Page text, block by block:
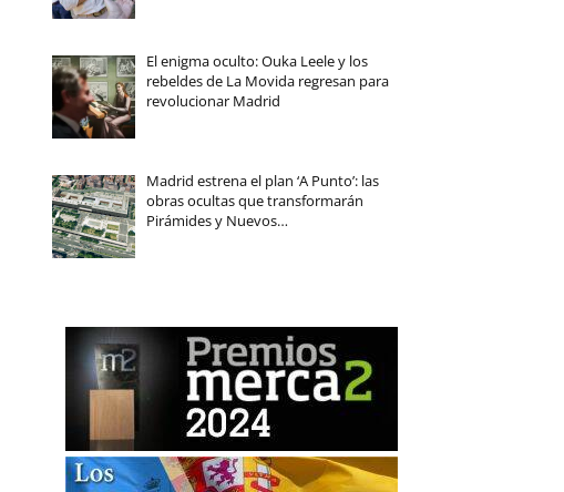
El enigma oculto: Ouka Leele y los
rebeldes de La Movida regresan para
revolucionar Madrid
Madrid estrena el plan ‘A Punto’: las
obras ocultas que transformarán
Pirámides y Nuevos…